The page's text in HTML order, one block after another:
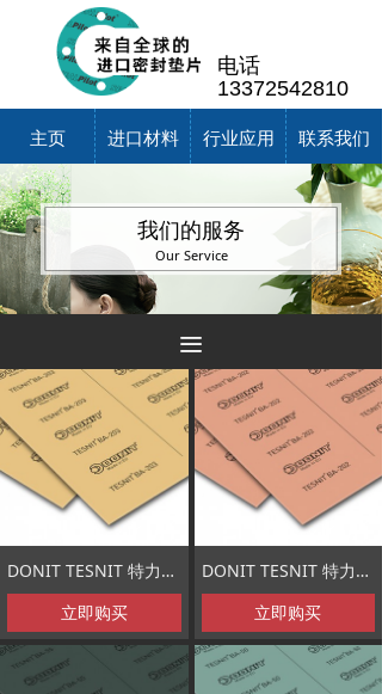
电话
13372542810
主页 进口材料 行业应用 联系我们
我们的服务
Our Service
끀
DONIT TESNIT 特力船用无石棉板 芳纶纤维垫片 BA-203
立即购买
DONIT TESNIT 特力供水用无石棉板 芳纶纤维垫片 BA-202
立即购买